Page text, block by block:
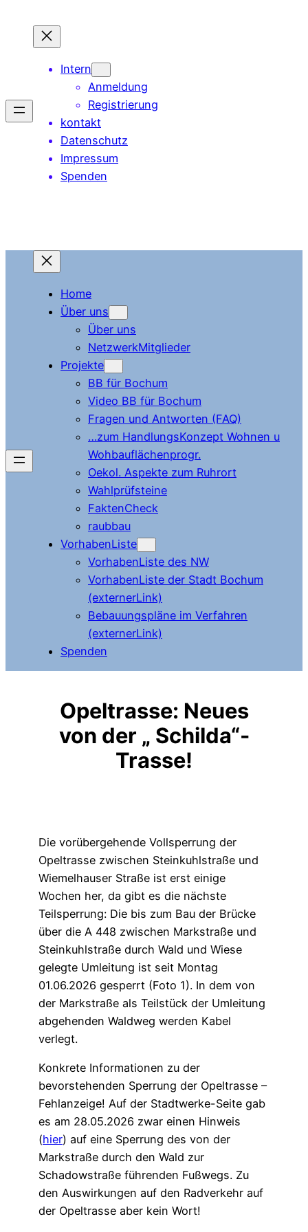
Inhalt
springen
Intern
Anmeldung
Registrierung
kontakt
Datenschutz
Impressum
Spenden
Home
Über uns
Über uns
NetzwerkMitglieder
Projekte
BB für Bochum
Video BB für Bochum
Fragen und Antworten (FAQ)
…zum HandlungsKonzept Wohnen u
Wohbauflächenprogr.
Oekol. Aspekte zum Ruhrort
Wahlprüfsteine
FaktenCheck
raubbau
VorhabenListe
VorhabenListe des NW
VorhabenListe der Stadt Bochum
(externerLink)
Bebauungspläne im Verfahren
(externerLink)
Spenden
Opeltrasse: Neues
von der „ Schilda“-
Trasse!
Die vorübergehende Vollsperrung der
Opeltrasse zwischen Steinkuhlstraße und
Wiemelhauser Straße ist erst einige
Wochen her, da gibt es die nächste
Teilsperrung: Die bis zum Bau der Brücke
über die A 448 zwischen Markstraße und
Steinkuhlstraße durch Wald und Wiese
gelegte Umleitung ist seit Montag
01.06.2026 gesperrt (Foto 1). In dem von
der Markstraße als Teilstück der Umleitung
abgehenden Waldweg werden Kabel
verlegt.
Konkrete Informationen zu der
bevorstehenden Sperrung der Opeltrasse –
Fehlanzeige! Auf der Stadtwerke-Seite gab
es am 28.05.2026 zwar einen Hinweis
(hier) auf eine Sperrung des von der
Markstraße durch den Wald zur
Schadowstraße führenden Fußwegs. Zu
den Auswirkungen auf den Radverkehr auf
der Opeltrasse aber kein Wort!